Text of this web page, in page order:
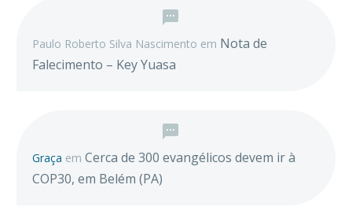
Paulo Roberto Silva Nascimento em Nota de
Falecimento – Key Yuasa
Graça em Cerca de 300 evangélicos devem ir à
COP30, em Belém (PA)